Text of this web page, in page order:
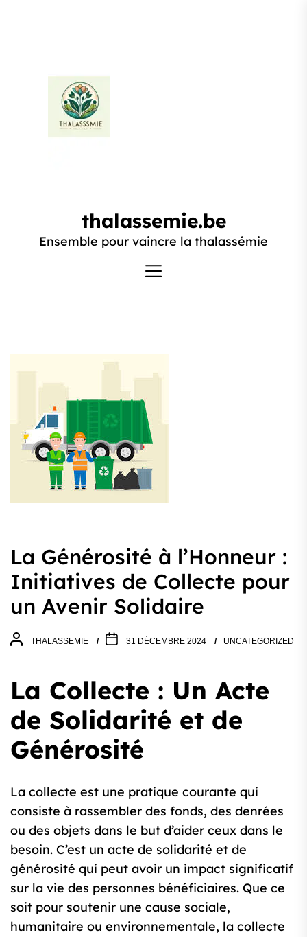
thalassemie.be
thalassemie.be
Ensemble pour vaincre la thalassémie
La Générosité à l’Honneur :
Initiatives de Collecte pour
un Avenir Solidaire
THALASSEMIE 31 DÉCEMBRE 2024 UNCATEGORIZED
La Collecte : Un Acte
de Solidarité et de
Générosité
La collecte est une pratique courante qui
consiste à rassembler des fonds, des denrées
ou des objets dans le but d’aider ceux dans le
besoin. C’est un acte de solidarité et de
générosité qui peut avoir un impact significatif
sur la vie des personnes bénéficiaires. Que ce
soit pour soutenir une cause sociale,
humanitaire ou environnementale, la collecte